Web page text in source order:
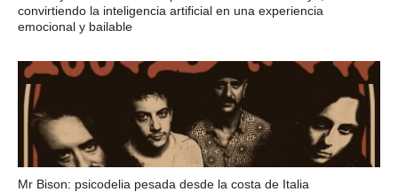
convirtiendo la inteligencia artificial en una experiencia
emocional y bailable
Mr Bison: psicodelia pesada desde la costa de Italia